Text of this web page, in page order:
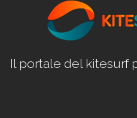
Il portale del kitesurf